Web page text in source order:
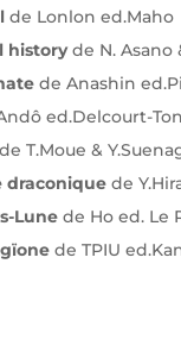
de Lonlon ed.Maho
historyde N. Asano
de Anashin
ed.Delcourt-
de T.Moue &
draconique de
Lune de Ho ed. Le
de TPIU